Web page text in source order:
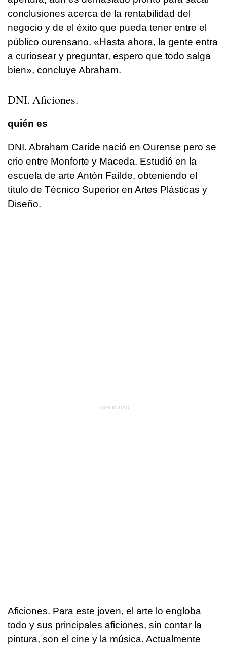
conclusiones acerca de la rentabilidad del
negocio y de el éxito que pueda tener entre el
público ourensano. «Hasta ahora, la gente entra
a curiosear y preguntar, espero que todo salga
bien», concluye Abraham.
DNI. Aficiones.
quién es
DNI. Abraham Caride nació en Ourense pero se
crio entre Monforte y Maceda. Estudió en la
escuela de arte Antón Faílde, obteniendo el
título de Técnico Superior en Artes Plásticas y
Diseño.
Aficiones. Para este joven, el arte lo engloba
todo y sus principales aficiones, sin contar la
pintura, son el cine y la música. Actualmente